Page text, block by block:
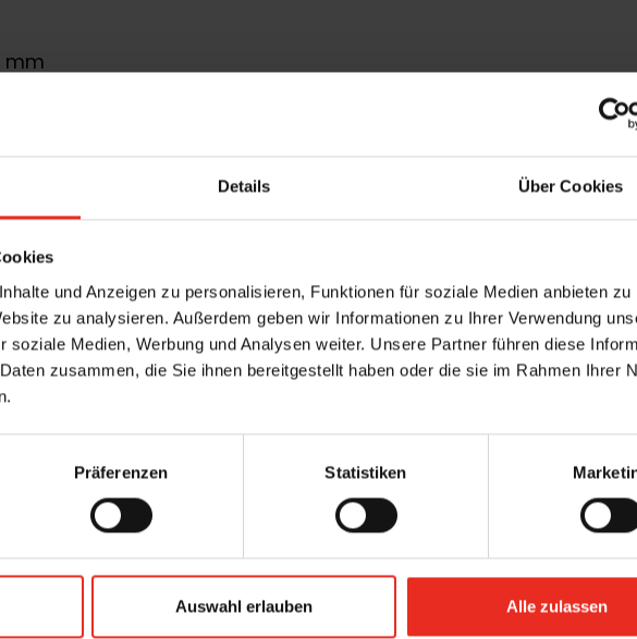
Details Über Cookies
und Anzeigen zu personalisieren, Funktionen für soziale Medien anbieten zu
zu analysieren. Außerdem geben wir Informationen zu Ihrer Verwendung
soziale Medien, Werbung und Analysen weiter. Unsere Partner führen diese
zusammen, die Sie ihnen bereitgestellt haben oder die sie im Rahmen Ihrer
Präferenzen Statistiken
Auswahl erlauben Alle zulassen
mm
Gurt, Kurbel, WMS Funkmotor
Kunststoff
aus Kunststoff, in den Kastengrößen 175, 200, 240
foliert, bzw. mit pulverbeschichteter Aluminium-Frontblende,
bei Austausch der Fenster, Neubau
mit dem Fenster
Statikkonsolen